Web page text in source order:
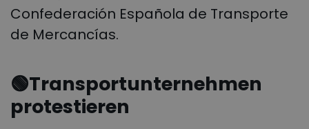
Confederación Española de Transporte
de Mercancías.
🟢Transportunternehmen
protestieren